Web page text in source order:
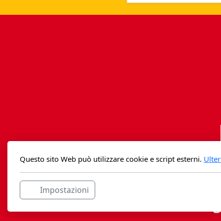
Questo sito Web può utilizzare cookie e script esterni.
Impostazioni